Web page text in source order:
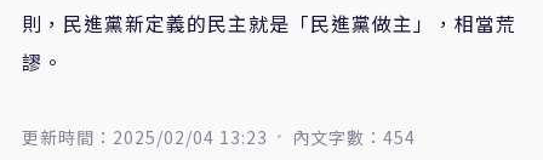
則，民進黨新定義的民主就是「民進黨做主」，相當荒
謬。
更新時間：2025/02/04 13:23 內文字數：454